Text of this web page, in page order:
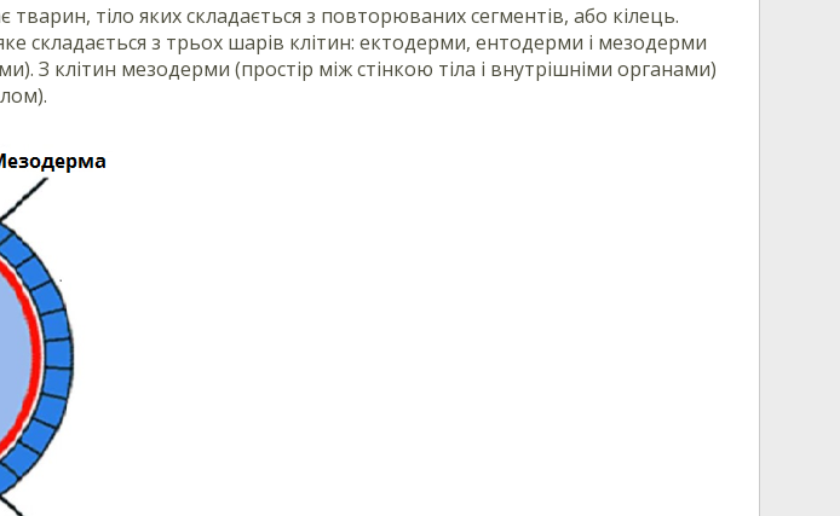
тіло яких складається з повторюваних сегментів, або кілець.
складається з трьох шарів клітин: ектодерми, ентодерми і мезодерми
З клітин мезодерми (простір між стінкою тіла і внутрішніми органами)